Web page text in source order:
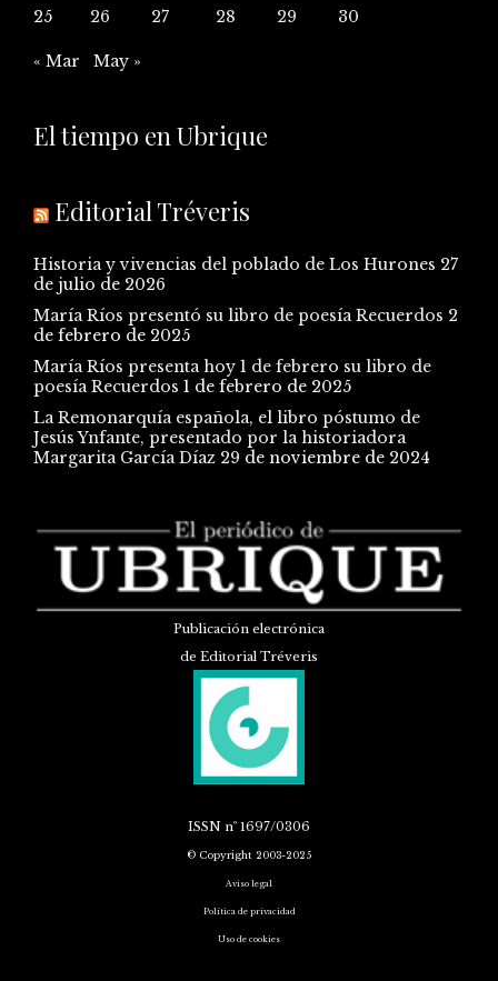
25
26 27 28 29 30
« Mar May »
El tiempo en Ubrique
Editorial Tréveris
Historia y vivencias del poblado de Los Hurones 27
de julio de 2026
María Ríos presentó su libro de poesía Recuerdos 2
de febrero de 2025
María Ríos presenta hoy 1 de febrero su libro de
poesía Recuerdos 1 de febrero de 2025
La Remonarquía española, el libro póstumo de
Jesús Ynfante, presentado por la historiadora
Margarita García Díaz 29 de noviembre de 2024
Publicación electrónica
de Editorial Tréveris
ISSN nº 1697/0306
© Copyright 2003-2025
Aviso legal
Política de privacidad
Uso de cookies